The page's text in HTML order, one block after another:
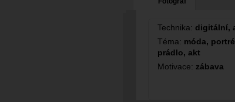
Technika: digitální,
Téma: móda,
prádlo, akt
Motivace: zábava